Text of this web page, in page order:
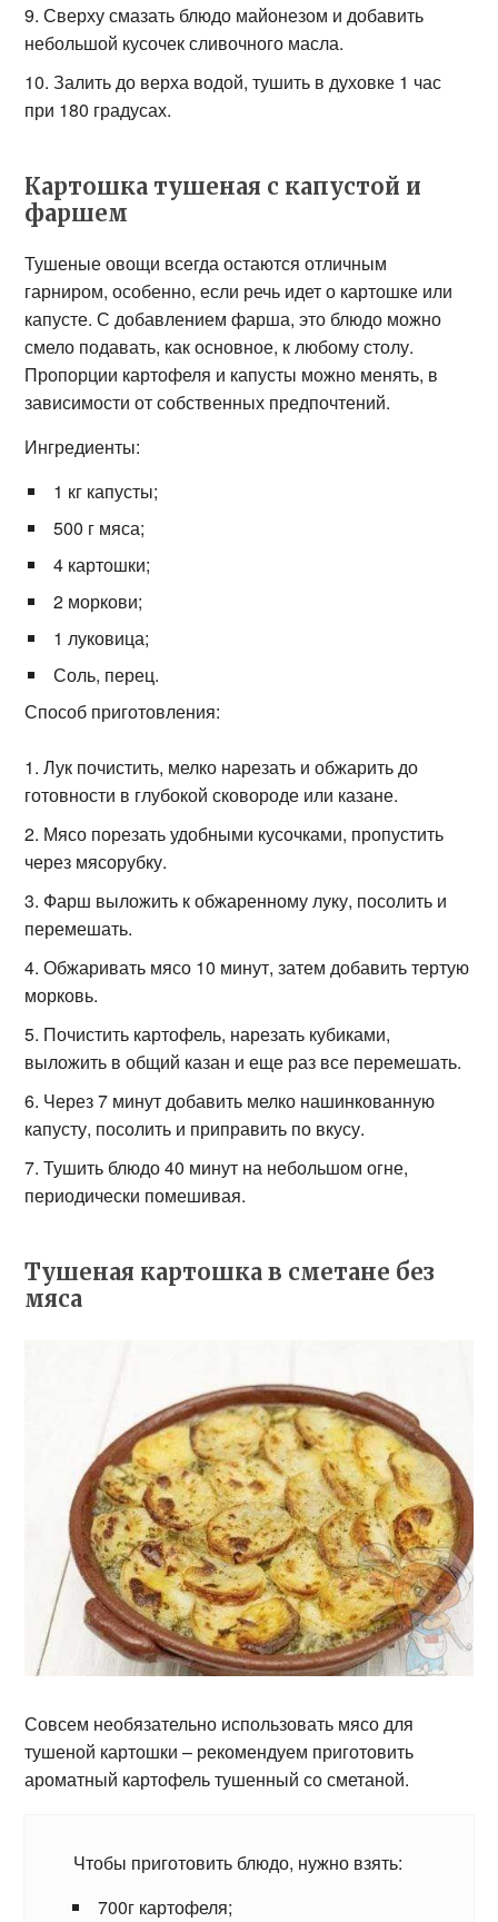
Сверху смазать блюдо майонезом и добавить
небольшой кусочек сливочного масла.
Залить до верха водой, тушить в духовке 1 час
при 180 градусах.
Картошка тушеная с капустой и
фаршем
Тушеные овощи всегда остаются отличным
гарниром, особенно, если речь идет о картошке или
капусте. С добавлением фарша, это блюдо можно
смело подавать, как основное, к любому столу.
Пропорции картофеля и капусты можно менять, в
зависимости от собственных предпочтений.
Ингредиенты:
1 кг капусты;
500 г мяса;
4 картошки;
2 моркови;
1 луковица;
Соль, перец.
Способ приготовления:
Лук почистить, мелко нарезать и обжарить до
готовности в глубокой сковороде или казане.
Мясо порезать удобными кусочками, пропустить
через мясорубку.
Фарш выложить к обжаренному луку, посолить и
перемешать.
Обжаривать мясо 10 минут, затем добавить тертую
морковь.
Почистить картофель, нарезать кубиками,
выложить в общий казан и еще раз все перемешать.
Через 7 минут добавить мелко нашинкованную
капусту, посолить и приправить по вкусу.
Тушить блюдо 40 минут на небольшом огне,
периодически помешивая.
Тушеная картошка в сметане без
мяса
Совсем необязательно использовать мясо для
тушеной картошки – рекомендуем приготовить
ароматный картофель тушенный со сметаной.
Чтобы приготовить блюдо, нужно взять:
700г картофеля;